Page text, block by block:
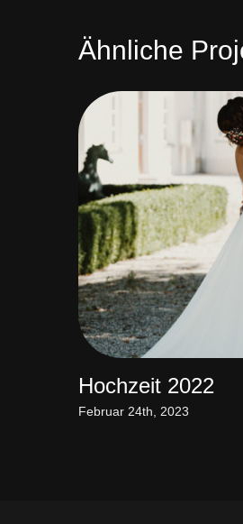
Ähnliche
Hochzeit 2022
Februar 24th, 2023